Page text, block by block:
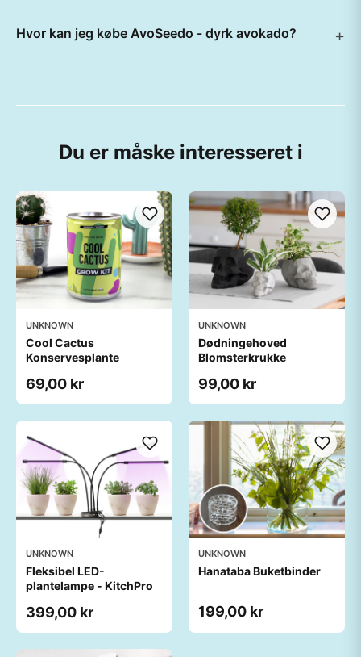
Hvor kan jeg købe AvoSeedo - dyrk avokado?
Du er måske interesseret i
UNKNOWN
Cool Cactus
Konservesplante
69,00 kr
UNKNOWN
Dødningehoved
Blomsterkrukke
99,00 kr
UNKNOWN
Fleksibel LED-
plantelampe - KitchPro
399,00 kr
UNKNOWN
Hanataba Buketbinder
199,00 kr